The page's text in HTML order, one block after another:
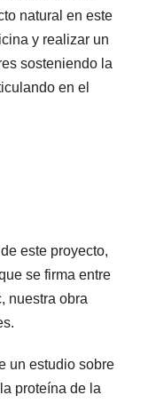
natural en este
y realizar un
sosteniendo la
en el
este proyecto,
se firma entre
nuestra obra
un estudio sobre
proteína de la